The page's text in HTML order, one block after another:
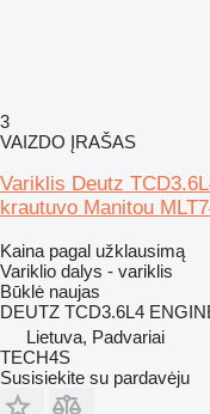
3
VAIZDO ĮRAŠAS
Variklis Deutz
krautuvo Manitou
Kaina pagal užklausimą
Variklio dalys - variklis
Būklė naujas
DEUTZ TCD3.6L4
Lietuva, Padvariai
TECH4S
Susisiekite su pardavėju